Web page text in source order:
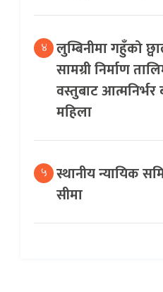
४ लुम्बिनीमा गहुँको
सामग्री निर्माण
वस्तुबाट आत्मनिर्भर
महिला
५ स्थानीय न्यायिक
सीमा